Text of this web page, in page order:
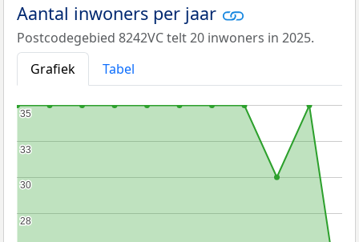
Aantal inwoners per jaar
Postcodegebied 8242VC telt 20 inwoners in 2025.
Grafiek
Tabel
28
28
30
30
33
33
35
35